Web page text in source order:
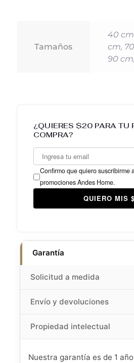
Tamaños
40
cm,
90
¿QUIERES $20 PARA TU
COMPRA?
Confirmo que quiero suscribirme
promociones Andes Home.
QUIERO MIS
Garantía
Solicitud a medida
Envío y devoluciones
Propiedad intelectual
Nuestra garantía es de 1